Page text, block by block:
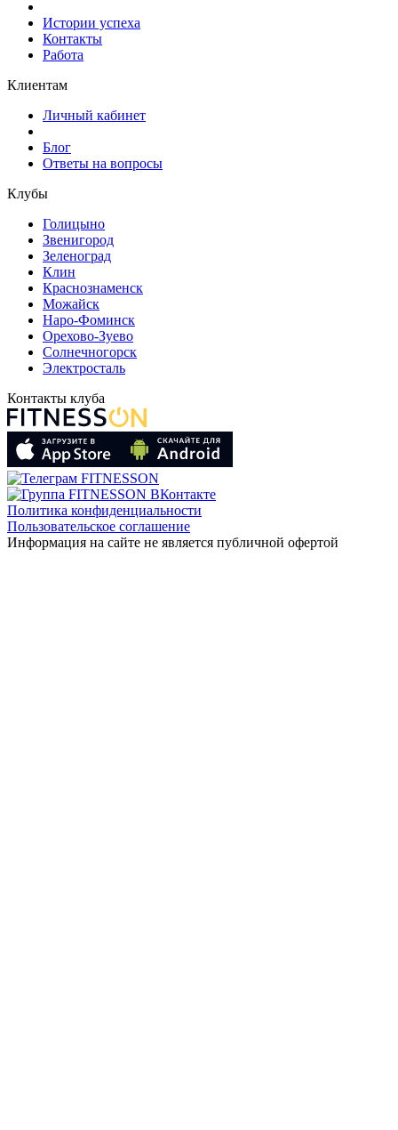
Истории успеха
Контакты
Работа
Клиентам
Личный кабинет
Блог
Ответы на вопросы
Клубы
Голицыно
Звенигород
Зеленоград
Клин
Краснознаменск
Можайск
Наро-Фоминск
Орехово-Зуево
Солнечногорск
Электросталь
Контакты клуба
Политика конфиденциальности
Пользовательское соглашение
Информация на сайте не является публичной офертой